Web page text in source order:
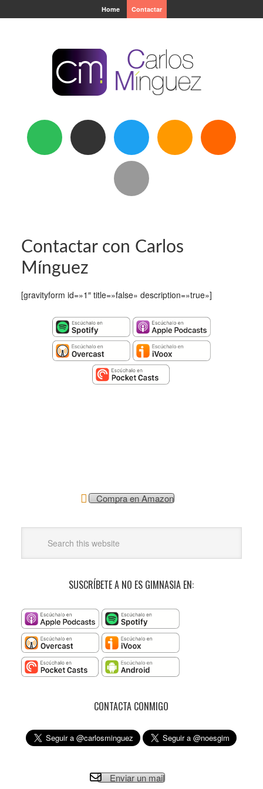
Home Contactar
Contactar con Carlos
Mínguez
[gravityform id=»1″ title=»false» description=»true»]
Compra en Amazon
SUSCRÍBETE A NO ES GIMNASIA EN:
CONTACTA CONMIGO
Enviar un mail